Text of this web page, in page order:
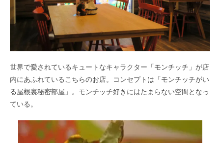
世界で愛されているキュートなキャラクター「モンチッチ」が店
内にあふれているこちらのお店。コンセプトは「モンチッチがい
る屋根裏秘密部屋」。モンチッチ好きにはたまらない空間となっ
ている。